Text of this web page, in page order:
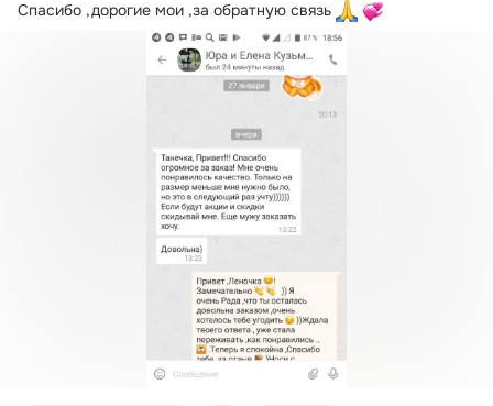
Спасибо ,дорогие мои ,за обратную связь